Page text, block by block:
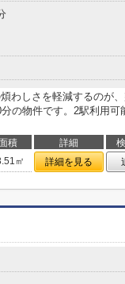
わしさを軽減するのが
の物件です。2駅利用可
積 詳細
㎡ 詳細を見る